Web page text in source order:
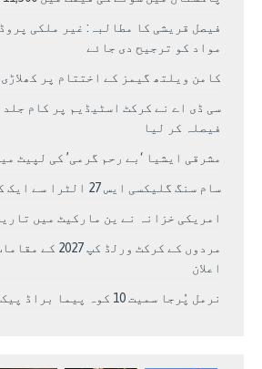
فیصل قریشی کا مطالبہ: غیر ملکی
مواد کو ترجیح دی جائے
کامن ویلتھ گیمز کے اختتام پر کھلاڑی
سی ڈی اے نے کرکٹ اسٹیڈیم پر کام جلد
فیصلہ کر لیا
مشرقی ایشیا ‘بے رحم گرمی’ کی لپیٹ
سام سنگ گلیکسی ایس 27 الٹرا سے ایک کیمرا ہٹا دے گا.
امریکی خزانہ نے ین مارکیٹ میں
مردوں کے کرکٹ
اعلان
نرمل پُرجا سمیت 10 کوہ پیما براڈ پیک پر لاپتہ